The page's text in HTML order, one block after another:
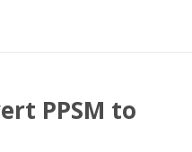
PPSM to